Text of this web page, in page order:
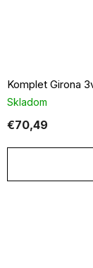
Komplet Girona
Skladom
€70,49